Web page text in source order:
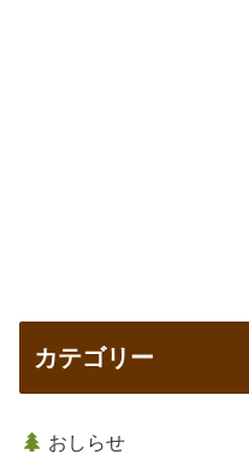
カテゴリー
おしらせ